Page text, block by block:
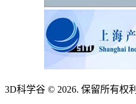
3D科学谷 © 2026. 保留所有权利